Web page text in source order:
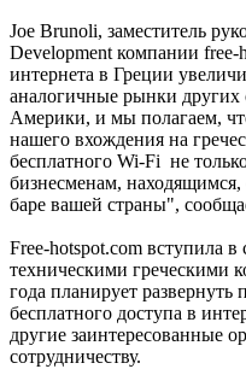
Joe Brunoli, заместитель
Development компании free-
интернета в Греции
аналогичные рынки
Америки, и мы полагаем,
нашего вхождения на
бесплатного Wi-Fi не
бизнесменам,
баре вашей страны",
Free-hotspot.com вступила
техническими греческими
года планирует развернуть
бесплатного доступа в
другие заинтересованные
сотрудничеству.